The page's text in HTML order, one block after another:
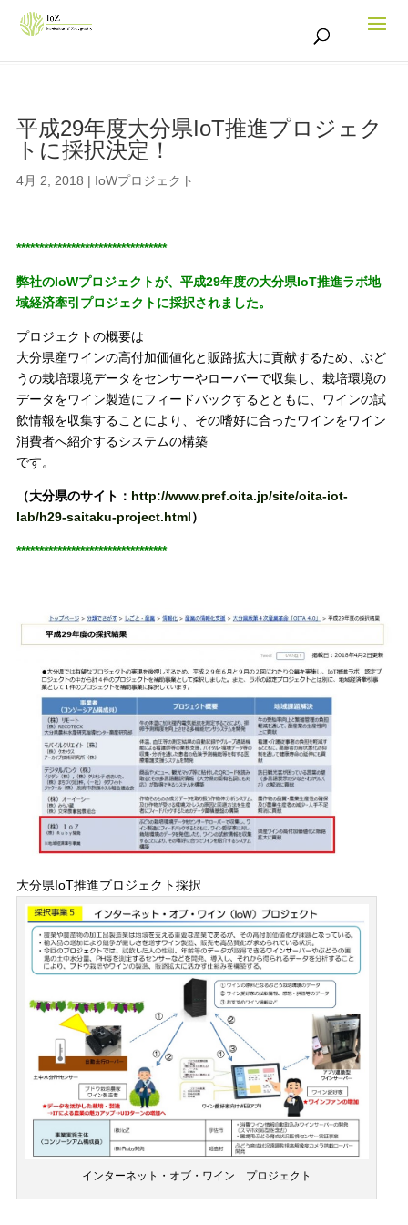
平成29年度大分県IoT推進プロジェク
トに採択決定！
4月 2, 2018 | IoWプロジェクト
*********************************
弊社のIoWプロジェクトが、平成29年度の大分県IoT推進ラボ地
域経済牽引プロジェクトに採択されました。
プロジェクトの概要は
大分県産ワインの高付加価値化と販路拡大に貢献するため、ぶど
うの栽培環境データをセンサーやローバーで収集し、栽培環境の
データをワイン製造にフィードバックするとともに、ワインの試
飲情報を収集することにより、その嗜好に合ったワインをワイン
消費者へ紹介するシステムの構築
です。
（大分県のサイト： http://www.pref.oita.jp/site/oita-iot-
lab/h29-saitaku-project.html）
*********************************
大分県IoT推進プロジェクト採択
インターネット・オブ・ワイン プロジェクト